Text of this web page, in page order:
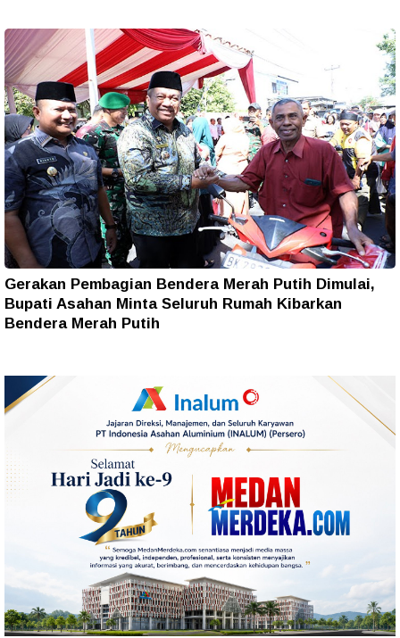
Gerakan Pembagian Bendera Merah Putih Dimulai,
Bupati Asahan Minta Seluruh Rumah Kibarkan
Bendera Merah Putih